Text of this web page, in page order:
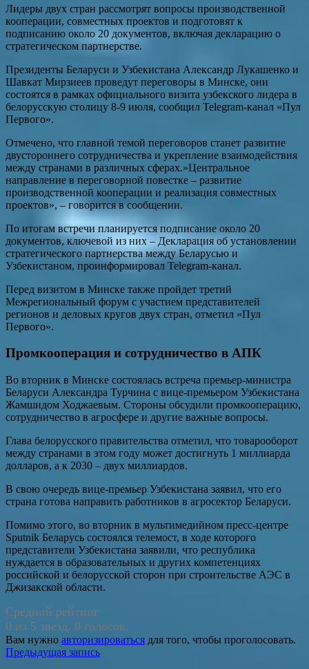
Лидеры двух стран рассмотрят вопросы производственной
кооперации, совместных проектов и подготовят к
подписанию около 20 документов, включая декларацию о
стратегическом партнерстве.
Президенты Беларуси и Узбекистана Александр Лукашенко и
Шавкат Мирзиеев проведут переговоры в Минске, они
состоятся в рамках официального визита узбекского лидера в
белорусскую столицу 8-9 июля, сообщил Telegram-канал «Пул
Первого».
Отмечено, что главной темой переговоров станет развитие
двустороннего сотрудничества и укрепление взаимодействия
между странами в различных сферах.»Центральное
направление в переговорной повестке – развитие
производственной кооперации и реализация совместных
проектов», – говорится в сообщении.
По итогам встречи планируется подписание около 20
документов, ключевой из них – Декларация об установлении
стратегического партнерства между Беларусью и
Узбекистаном, проинформировал Telegram-канал.
Перед визитом в Минске также пройдет третий
Межрегиональный форум с участием представителей
регионов и деловых кругов двух стран, отметил «Пул
Первого».
Промкооперация и сотрудничество в АПК
Во вторник в Минске состоялась встреча премьер-министра
Беларуси Александра Турчина с вице-премьером Узбекистана
Жамшидом Ходжаевым. Стороны обсудили промкооперацию,
сотрудничество в агросфере и другие важные вопросы.
Глава белорусского правительства отметил, что товарооборот
между странами в этом году может достигнуть 1 миллиарда
долларов, а к 2030 – двух миллиардов.
В свою очередь вице-премьер Узбекистана заявил, что его
страна готова направить работников в агросектор Беларуси.
Помимо этого, во вторник в мультимедийном пресс-центре
Sputnik Беларусь состоялся телемост, в ходе которого
представители Узбекистана заявили, что республика
нуждается в образовательных и других компетенциях
российской и белорусской сторон при строительстве АЭС в
Джизакской области.
Средний рейтинг
0 из 5 звезд. 0 голосов.
Вам нужно авторизироваться для того, чтобы проголосовать.
Навигация
Предыдущая запись